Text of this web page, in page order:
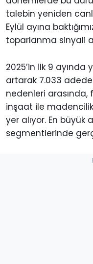
talebin yeniden
Eylül ayına
toparlanma sinyali
2025’in ilk 9 ayında
artarak 7.033 adede
nedenleri
inşaat ile
yer alıyor. En büyük
segmentlerinde